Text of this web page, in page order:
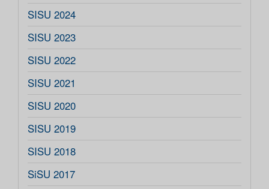
SISU 2024
SISU 2023
SISU 2022
SISU 2021
SISU 2020
SISU 2019
SISU 2018
SiSU 2017